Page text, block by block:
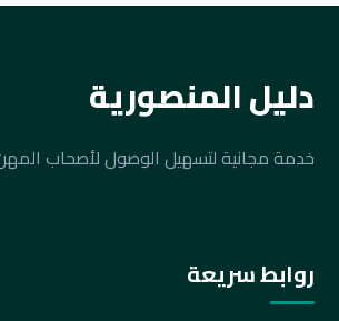
دليل المنصورية
خدمة مجانية لتسهيل الوصول لأصحاب
روابط سريعة